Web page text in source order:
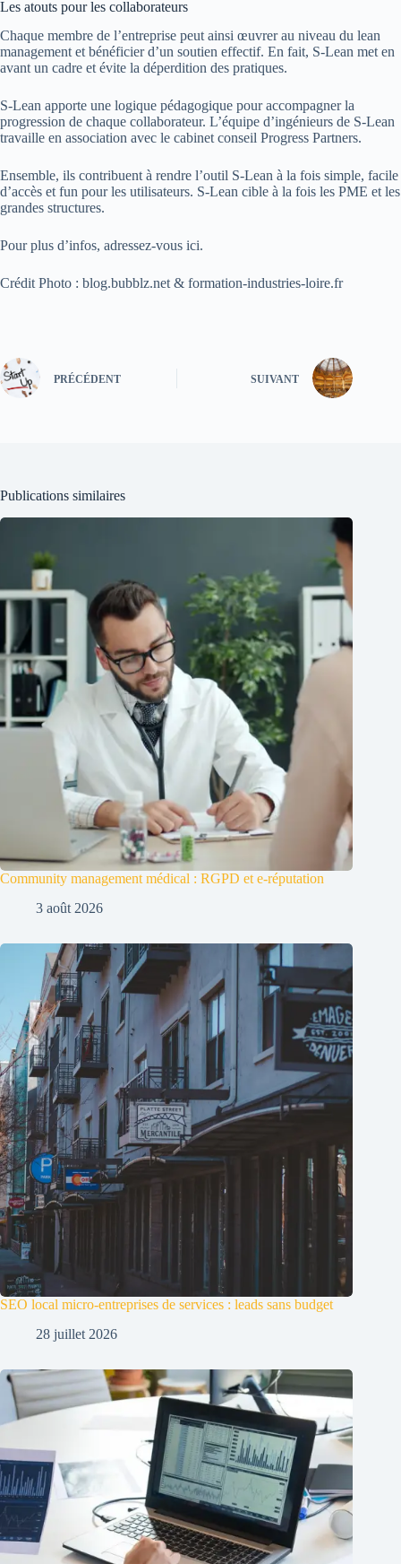
Les atouts pour les collaborateurs
Chaque membre de l’entreprise peut ainsi œuvrer au niveau du lean
management et bénéficier d’un soutien effectif. En fait, S-Lean met en
avant un cadre et évite la déperdition des pratiques.
S-Lean apporte une logique pédagogique pour accompagner la
progression de chaque collaborateur. L’équipe d’ingénieurs de S-Lean
travaille en association avec le cabinet conseil Progress Partners.
Ensemble, ils contribuent à rendre l’outil S-Lean à la fois simple, facile
d’accès et fun pour les utilisateurs. S-Lean cible à la fois les PME et les
grandes structures.
Pour plus d’infos, adressez-vous ici.
Crédit Photo : blog.bubblz.net & formation-industries-loire.fr
PRÉCÉDENT SUIVANT
Publications similaires
Community management médical : RGPD et e-réputation
3 août 2026
SEO local micro-entreprises de services : leads sans budget
28 juillet 2026